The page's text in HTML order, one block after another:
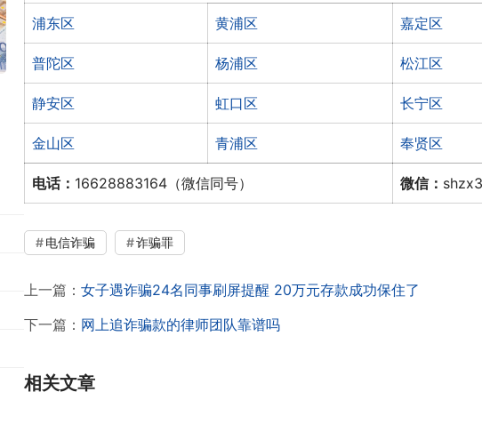
浦东区 黄浦区 嘉定区
普陀区 杨浦区 松江区
静安区 虹口区 长宁区
金山区 青浦区 奉贤区
电话： 16628883164（微信同号） 微信：
电信诈骗 诈骗罪
上一篇： 女子遇诈骗24名同事刷屏提醒 20万元存款成功保住了
下一篇： 网上追诈骗款的律师团队靠谱吗
相关文章